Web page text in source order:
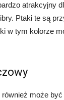
atrakcyjny
Ptaki te są
w tym kolorze
może